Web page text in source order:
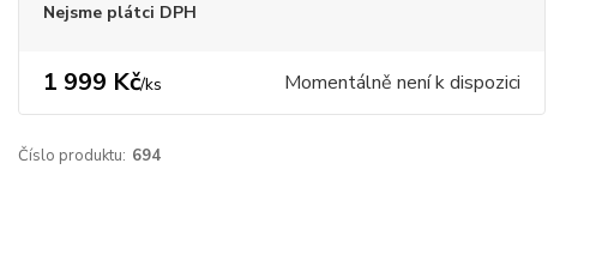
Nejsme plátci DPH
1 999 Kč/ks Momentálně není k dispozici
Číslo produktu: 694